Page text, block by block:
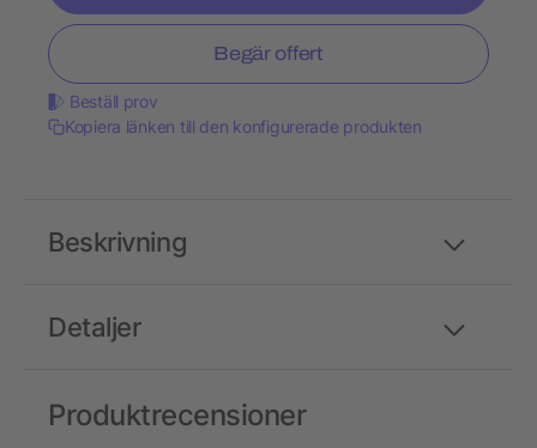
Begär offert
Beställ prov
Kopiera länken till den konfigurerade produkten
Detaljer
Beskrivning
Produktrecensioner